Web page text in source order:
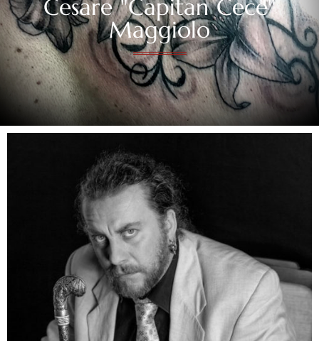
Cesare "Capitan Cece"
Maggiolo